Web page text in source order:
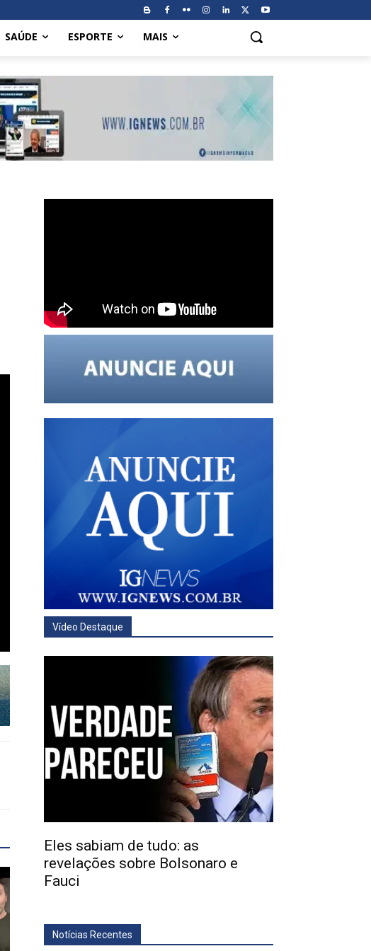
SAÚDE ESPORTE MAIS
Vídeo Destaque
Eles sabiam de tudo: as
revelações sobre Bolsonaro e
Fauci
Notícias Recentes